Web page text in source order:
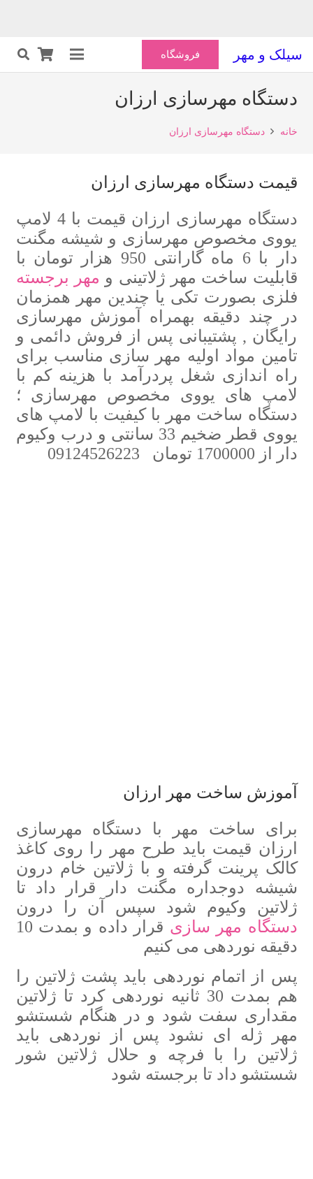
سیلک و مهر فروشگاه
دستگاه مهرسازی ارزان
خانه دستگاه مهرسازی ارزان
قیمت دستگاه مهرسازی ارزان
دستگاه مهرسازی ارزان قیمت با 4 لامپ
یووی مخصوص مهرسازی و شیشه مگنت
دار با 6 ماه گارانتی 950 هزار تومان با
قابلیت ساخت مهر ژلاتینی و مهر برجسته
فلزی بصورت تکی یا چندین مهر همزمان
در چند دقیقه بهمراه آموزش مهرسازی
رایگان , پشتیبانی پس از فروش دائمی و
تامین مواد اولیه مهر سازی مناسب برای
راه اندازی شغل پردرآمد با هزینه کم با
لامپ های یووی مخصوص مهرسازی ؛
دستگاه ساخت مهر با کیفیت با لامپ های
یووی قطر ضخیم 33 سانتی و درب وکیوم
دار از 1700000 تومان 09124526223
آموزش ساخت مهر ارزان
برای ساخت مهر با دستگاه مهرسازی
ارزان قیمت باید طرح مهر را روی کاغذ
کالک پرینت گرفته و با ژلاتین خام درون
شیشه دوجداره مگنت دار قرار داد تا
ژلاتین وکیوم شود سپس آن را درون
دستگاه مهر سازی
قرار داده و بمدت 10
دقیقه نوردهی می کنیم
پس از اتمام نوردهی باید پشت ژلاتین را
هم بمدت 30 ثانیه نوردهی کرد تا ژلاتین
مقداری سفت شود و در هنگام شستشو
مهر ژله ای نشود پس از نوردهی باید
ژلاتین را با فرچه و حلال ژلاتین شور
شستشو داد تا برجسته شود